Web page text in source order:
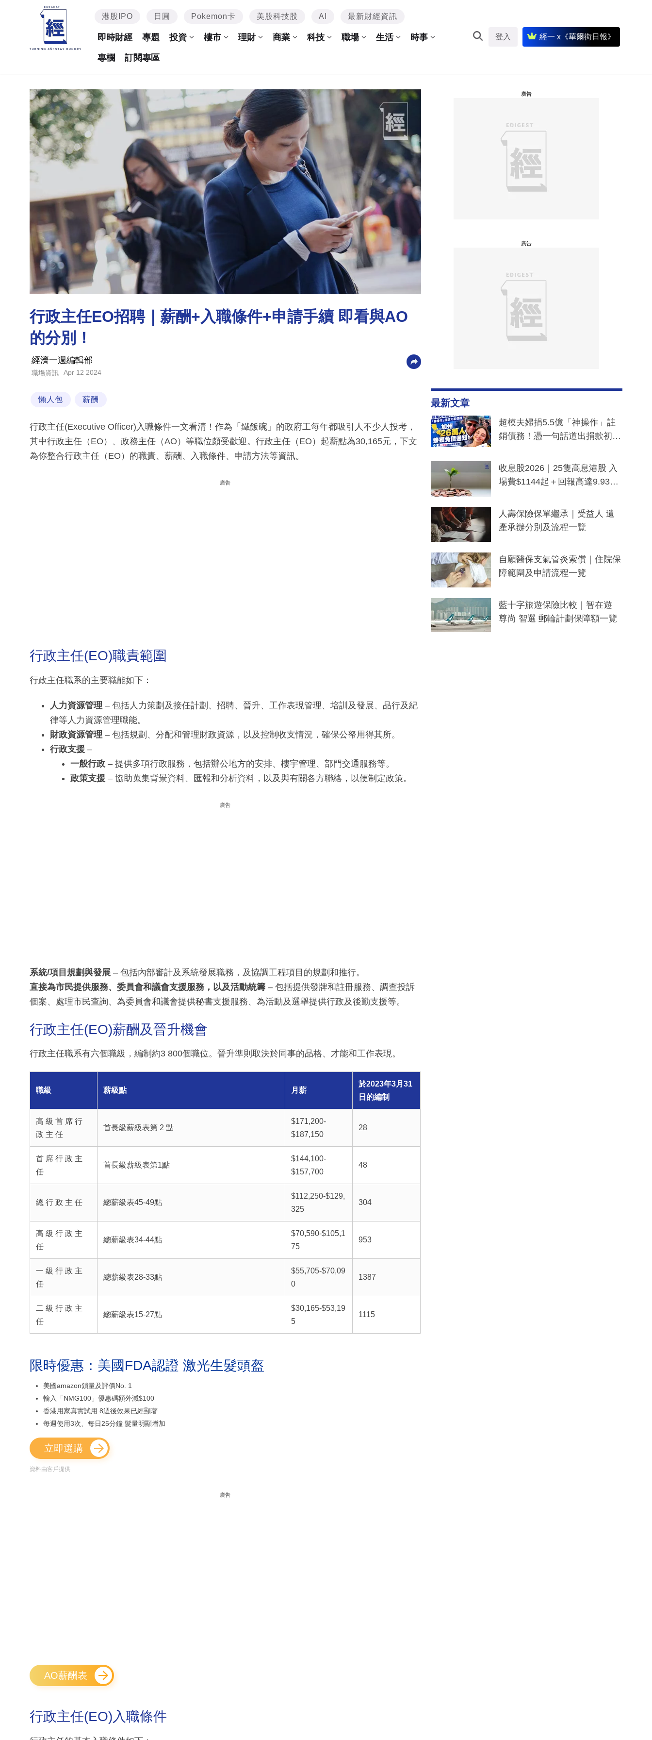
港股IPO 日圓 Pokemon卡 美股科技股 AI 最新財經資訊
即時財經 專題 投資 樓市 理財 商業 科技 職場 生活 時事
專欄 訂閱專區
登入 經一 x《華爾街日報》
行政主任EO招聘｜薪酬+入職條件+申請手續 即看與AO
的分別！
經濟一週編輯部
職場資訊 Apr 12 2024
懶人包 薪酬
行政主任(Executive Officer)入職條件一文看清！作為「鐵飯碗」的政府工每年都吸引人不少人投考，
其中行政主任（EO）、政務主任（AO）等職位頗受歡迎。行政主任（EO）起薪點為30,165元，下文
為你整合行政主任（EO）的職責、薪酬、入職條件、申請方法等資訊。
廣告
行政主任(EO)職責範圍
行政主任職系的主要職能如下：
人力資源管理 – 包括人力策劃及接任計劃、招聘、晉升、工作表現管理、培訓及發展、品行及紀
律等人力資源管理職能。
財政資源管理 – 包括規劃、分配和管理財政資源，以及控制收支情況，確保公帑用得其所。
行政支援 –
一般行政 – 提供多項行政服務，包括辦公地方的安排、樓宇管理、部門交通服務等。
政策支援 – 協助蒐集背景資料、匯報和分析資料，以及與有關各方聯絡，以便制定政策。
廣告
系統/項目規劃與發展 – 包括內部審計及系統發展職務，及協調工程項目的規劃和推行。
直接為市民提供服務、委員會和議會支援服務，以及活動統籌 – 包括提供發牌和註冊服務、調查投訴
個案、處理市民查詢、為委員會和議會提供秘書支援服務、為活動及選舉提供行政及後勤支援等。
行政主任(EO)薪酬及晉升機會
行政主任職系有六個職級，編制約3 800個職位。晉升準則取決於同事的品格、才能和工作表現。
職級 薪級點 月薪
於2023年3月31
日的編制
高 級 首 席 行
政 主 任
首長級薪級表第 2 點
$171,200-
$187,150
28
首 席 行 政 主
任
首長級薪級表第1點
$144,100-
$157,700
48
總 行 政 主 任 總薪級表45-49點
$112,250-$129,
325
304
高 級 行 政 主
任
總薪級表34-44點
$70,590-$105,1
75
953
一 級 行 政 主
任
總薪級表28-33點
$55,705-$70,09
0
1387
二 級 行 政 主
任
總薪級表15-27點
$30,165-$53,19
5
1115
限時優惠：美國FDA認證 激光生髮頭盔
美國amazon鎖量及評價No. 1
輸入「NMG100」優惠碼額外減$100
香港用家真實試用 8週後效果已經顯著
每週使用3次、每日25分鐘 髮量明顯增加
立即選購
資料由客戶提供
廣告
AO薪酬表
行政主任(EO)入職條件
廣告
廣告
最新文章
超模夫婦捐5.5億「神操作」註
銷債務！憑一句話道出捐款初
一度被誤當詐騙手段
收息股2026｜25隻高息港股 入
場費$1144起＋回報高達9.93
人壽保險保單繼承｜受益人 遺
產承辦分別及流程一覽
自願醫保支氣管炎索償｜住院保
障範圍及申請流程一覽
藍十字旅遊保險比較｜智在遊
尊尚 智選 郵輪計劃保障額一覽